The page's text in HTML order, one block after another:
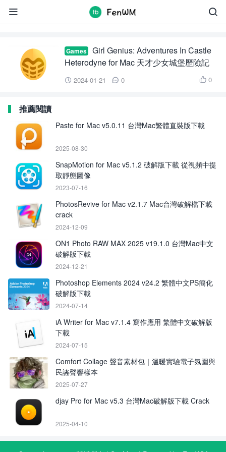

 Girl Genius: Adventures In Castle Heterodyne for
Games
Girl Genius: Adventures In Castle
Heterodyne for Mac 天才少女城堡歷險記
 2024-01-21  0  0
推薦閱讀
Paste for Mac v5.0.11 台灣Mac繁體直裝版下載
2025-08-30
SnapMotion for Mac v5.1.2 破解版下載 從視頻中提
取靜態圖像
2023-07-16
PhotosRevive for Mac v2.1.7 Mac台灣破解檔下載
crack
2024-12-09
ON1 Photo RAW MAX 2025 v19.1.0 台灣Mac中文
破解版下載
2024-12-21
Photoshop Elements 2024 v24.2 繁體中文PS簡化
破解版下載
2024-07-14
iA Writer for Mac v7.1.4 寫作應用 繁體中文破解版
下載
2024-07-15
Comfort Collage 聲音素材包｜溫暖實驗電子氛圍與
民謠聲響樣本
2025-07-27
djay Pro for Mac v5.3 台灣Mac破解版下載 Crack
2025-04-10